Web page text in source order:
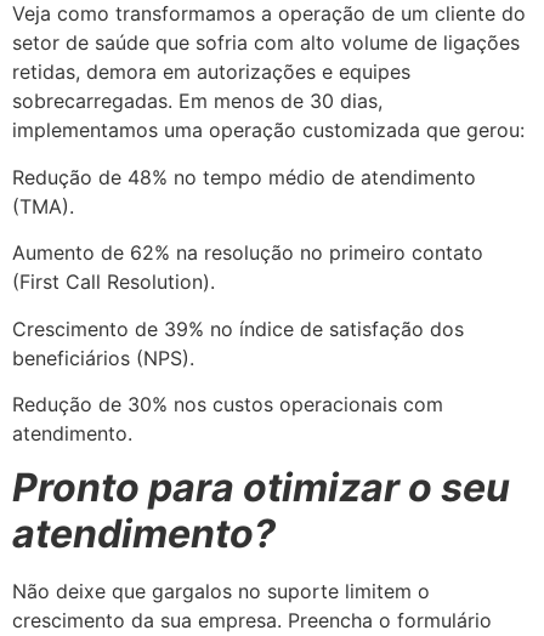
Veja como transformamos a operação de um cliente do
setor de saúde que sofria com alto volume de ligações
retidas, demora em autorizações e equipes
sobrecarregadas. Em menos de 30 dias,
implementamos uma operação customizada que gerou:
Redução de 48% no tempo médio de atendimento
(TMA).
Aumento de 62% na resolução no primeiro contato
(First Call Resolution).
Crescimento de 39% no índice de satisfação dos
beneficiários (NPS).
Redução de 30% nos custos operacionais com
atendimento.
Pronto para otimizar o seu
atendimento?
Não deixe que gargalos no suporte limitem o
crescimento da sua empresa. Preencha o formulário